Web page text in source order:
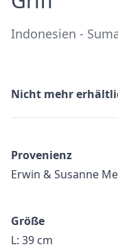
Indonesien -
Nicht mehr
Provenienz
Erwin & Susanne
Größe
L: 39 cm